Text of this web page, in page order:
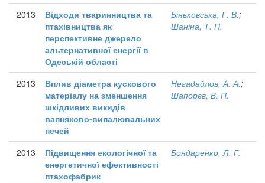
2013
Відходи тваринництва та
птахівництва як
перспективне джерело
альтернативної енергії в
Одеській області
Біньковська, Г. В.;
Шаніна, Т. П.
2013
Вплив діаметра кускового
матеріалу на зменшення
шкідливих викидів
вапняково-випалювальних
печей
Негадайлов, А. А.;
Шапорєв, В. П.
2013
Підвищення екологічної та
енергетичної ефективності
птахофабрик
Бондаренко, Л. Г.